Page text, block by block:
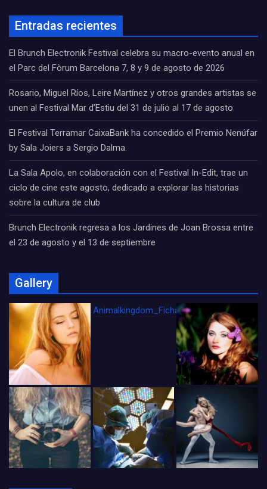
Entradas recientes
El Brunch Electronik Festival celebra su macro-evento anual en
el Parc del Fòrum Barcelona 7, 8 y 9 de agosto de 2026
Rosario, Miguel Ríos, Leire Martínez y otros grandes artistas se
unen al Festival Mar d’Estiu del 31 de julio al 17 de agosto
El Festival Terramar CaixaBank ha concedido el Premio Nenúfar
by Sala Joiers a Sergio Dalma.
La Sala Apolo, en colaboración con el Festival In-Edit, trae un
ciclo de cine este agosto, dedicado a explorar las historias
sobre la cultura de club
Brunch Electronik regresa a los Jardines de Joan Brossa entre
el 23 de agosto y el 13 de septiembre
Gallery
Animalkingdom_FichaCine